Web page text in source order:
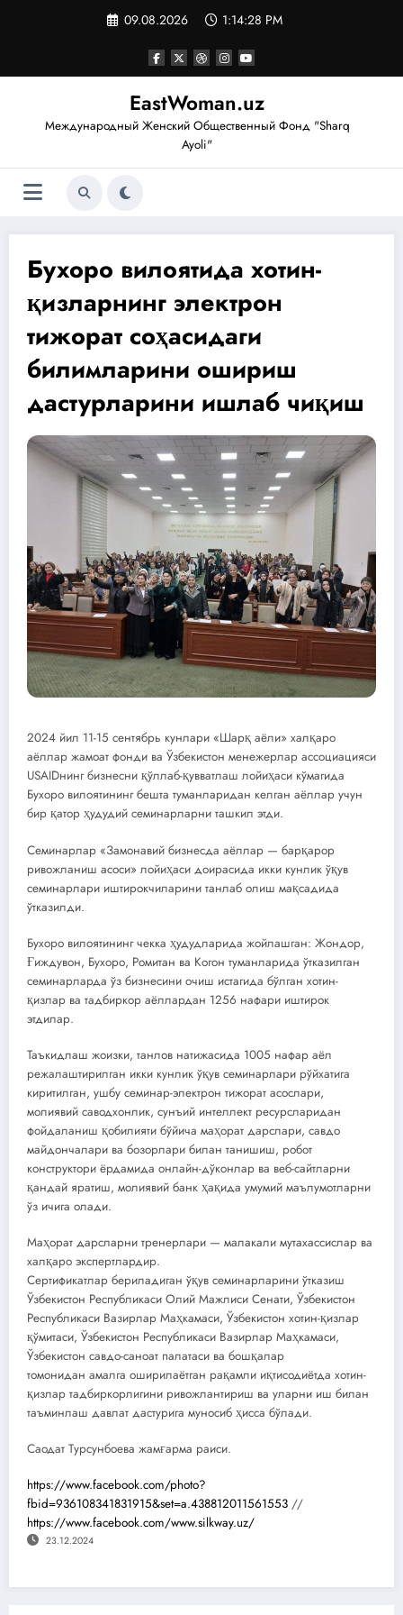
09.08.2026 1:14:29 PM
EastWoman.uz
Международный Женский Общественный Фонд "Sharq
Ayoli"
Бухоро вилоятида хотин-
қизларнинг электрон
тижорат соҳасидаги
билимларини ошириш
дастурларини ишлаб чиқиш
2024 йил 11-15 сентябрь кунлари «Шарқ аёли» халқаро
аёллар жамоат фонди ва Ўзбекистон менежерлар ассоциацияси
USAIDнинг бизнесни қўллаб-қувватлаш лойиҳаси кўмагида
Бухоро вилоятининг бешта туманларидан келган аёллар учун
бир қатор ҳудудий семинарларни ташкил этди.
Семинарлар «Замонавий бизнесда аёллар — барқарор
ривожланиш асоси» лойиҳаси доирасида икки кунлик ўқув
семинарлари иштирокчиларини танлаб олиш мақсадида
ўтказилди.
Бухоро вилоятининг чекка ҳудудларида жойлашган: Жондор,
Ғиждувон, Бухоро, Ромитан ва Когон туманларида ўтказилган
семинарларда ўз бизнесини очиш истагида бўлган хотин-
қизлар ва тадбиркор аёллардан 1256 нафари иштирок
этдилар.
Таъкидлаш жоизки, танлов натижасида 1005 нафар аёл
режалаштирилган икки кунлик ўқув семинарлари рўйхатига
киритилган, ушбу семинар-электрон тижорат асослари,
молиявий саводхонлик, сунъий интеллект ресурсларидан
фойдаланиш қобилияти бўйича маҳорат дарслари, савдо
майдончалари ва бозорлари билан танишиш, робот
конструктори ёрдамида онлайн-дўконлар ва веб-сайтларни
қандай яратиш, молиявий банк ҳақида умумий маълумотларни
ўз ичига олади.
Маҳорат дарсларни тренерлари — малакали мутахассислар ва
халқаро экспертлардир.
Сертификатлар бериладиган ўқув семинарларини ўтказиш
Ўзбекистон Республикаси Олий Мажлиси Сенати, Ўзбекистон
Республикаси Вазирлар Маҳкамаси, Ўзбекистон хотин-қизлар
қўмитаси, Ўзбекистон Республикаси Вазирлар Маҳкамаси,
Ўзбекистон савдо-саноат палатаси ва бошқалар
томонидан амалга оширилаётган рақамли иқтисодиётда хотин-
қизлар тадбиркорлигини ривожлантириш ва уларни иш билан
таъминлаш давлат дастурига муносиб ҳисса бўлади.
Саодат Турсунбоева жамғарма раиси.
https://www.facebook.com/photo?
fbid=936108341831915&set=a.438812011561553 //
https://www.facebook.com/www.silkway.uz/
23.12.2024